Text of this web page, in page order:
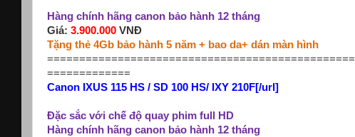
Hàng chính hãng canon bảo hành 12 tháng
Giá: 3.900.000 VNĐ
Tặng thẻ 4Gb bảo hành 5 năm + bao da+ dán màn hình
================================================
=============
Canon IXUS 115 HS / SD 100 HS/ IXY 210F[/url]
Đặc sắc với chế độ quay phim full HD
Hàng chính hãng canon bảo hành 12 tháng